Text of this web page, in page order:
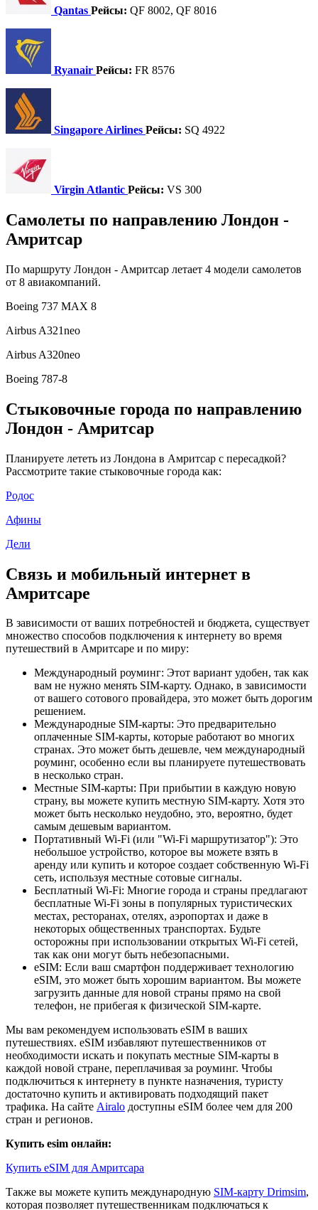
Qantas Рейсы: QF 8002, QF 8016
Ryanair Рейсы: FR 8576
Singapore Airlines Рейсы: SQ 4922
Virgin Atlantic Рейсы: VS 300
Самолеты по направлению Лондон -
Амритсар
По маршруту Лондон - Амритсар летает 4 модели самолетов
от 8 авиакомпаний.
Boeing 737 MAX 8
Airbus A321neo
Airbus A320neo
Boeing 787-8
Стыковочные города по направлению
Лондон - Амритсар
Планируете лететь из Лондона в Амритсар с пересадкой?
Рассмотрите такие стыковочные города как:
Родос
Афины
Дели
Связь и мобильный интернет в
Амритсаре
В зависимости от ваших потребностей и бюджета, существует
множество способов подключения к интернету во время
путешествий в Амритсаре и по миру:
Международный роуминг: Этот вариант удобен, так как
вам не нужно менять SIM-карту. Однако, в зависимости
от вашего сотового провайдера, это может быть дорогим
решением.
Международные SIM-карты: Это предварительно
оплаченные SIM-карты, которые работают во многих
странах. Это может быть дешевле, чем международный
роуминг, особенно если вы планируете путешествовать
в несколько стран.
Местные SIM-карты: При прибытии в каждую новую
страну, вы можете купить местную SIM-карту. Хотя это
может быть несколько неудобно, это, вероятно, будет
самым дешевым вариантом.
Портативный Wi-Fi (или "Wi-Fi маршрутизатор"): Это
небольшое устройство, которое вы можете взять в
аренду или купить и которое создает собственную Wi-Fi
сеть, используя местные сотовые сигналы.
Бесплатный Wi-Fi: Многие города и страны предлагают
бесплатные Wi-Fi зоны в популярных туристических
местах, ресторанах, отелях, аэропортах и даже в
некоторых общественных транспортах. Будьте
осторожны при использовании открытых Wi-Fi сетей,
так как они могут быть небезопасными.
eSIM: Если ваш смартфон поддерживает технологию
eSIM, это может быть хорошим вариантом. Вы можете
загрузить данные для новой страны прямо на свой
телефон, не прибегая к физической SIM-карте.
Мы вам рекомендуем использовать eSIM в ваших
путешествиях. eSIM избавляют путешественников от
необходимости искать и покупать местные SIM-карты в
каждой новой стране, переплачивая за роуминг. Чтобы
подключиться к интернету в пункте назначения, туристу
достаточно купить и активировать подходящий пакет
трафика. На сайте Airalo доступны eSIM более чем для 200
стран и регионов.
Купить esim онлайн:
Купить eSIM для Амритсара
Также вы можете купить международную SIM-карту Drimsim,
которая позволяет путешественникам подключаться к